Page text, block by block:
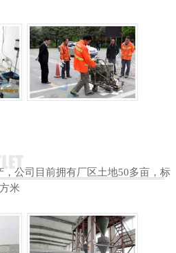
，公司目前拥有厂区土地50多亩，标
米